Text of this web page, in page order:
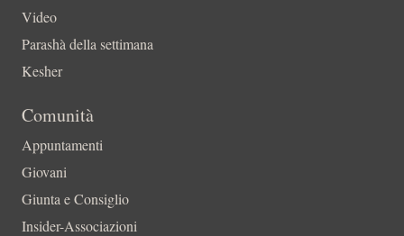
Video
Parashà della settimana
Kesher
Comunità
Appuntamenti
Giovani
Giunta e Consiglio
Insider-Associazioni